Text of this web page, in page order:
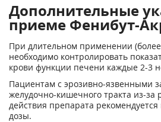
Дополнительные
приеме Фенибут-
При длительном применении
необходимо контролировать
крови функции печени каждые 2-3
Пациентам с эрозивно-язвенными
желудочно-кишечного тракта из-
действия препарата
дозы.